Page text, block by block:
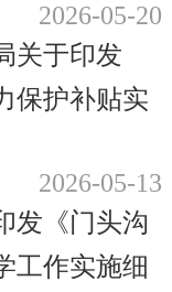
2026-05-20
关于印发
保护补贴实
2026-05-13
发《门头沟
工作实施细